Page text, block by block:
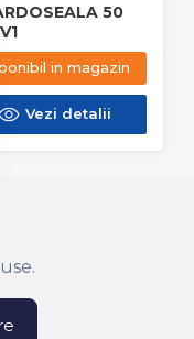
50
in magazin
Vezi detalii